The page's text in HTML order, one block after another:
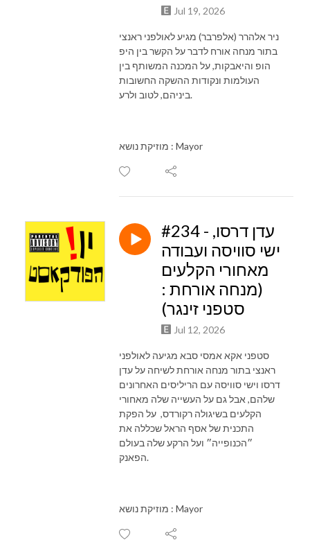
Jul 19, 2026
ניר אלהרר (אלפרבר) מגיע לאולפני ראנצי
בתור מנחה אורח לדבר על הקשר בין היפ
הופ והיאבקות, על המכנה המשותף בין
העולמות ונקודות ההשקה החשובות
ביניהם, לטוב ולרע.
מוזיקת נושא : Mayor
#234 - עדן דרסו,
ישי סוויסה ועבודה
מאחורי הקלעים
(מנחה אורחת :
סטפני זינגר)
Jul 12, 2026
סטפני אקא אמסי סבא מגיעה לאולפני
ראנצי בתור מנחה אורחת לשיחה על עדן
דרסו וישי סוויסה עם הריליסים האחרונים
שלהם, אבל גם על העשייה שלה מאחורי
הקלעים בשיגולה רקורדס, על הפקת
התכנית של אסף הראל שכללה את
״הכנופייה״ ועל הרקע שלה בעולם
הפאנק.
מוזיקת נושא : Mayor